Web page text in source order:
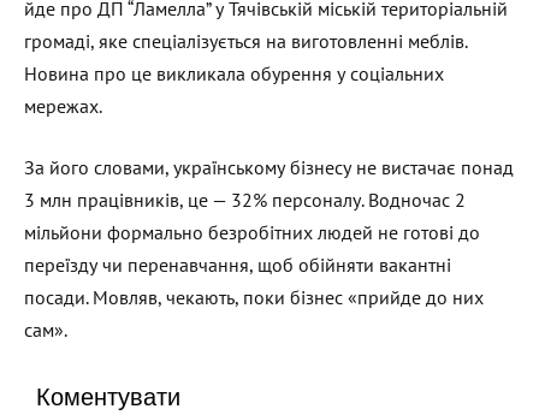
йде про ДП “Ламелла” у Тячівській міській територіальній
громаді, яке спеціалізується на виготовленні меблів.
Новина про це викликала обурення у соціальних
мережах.
За його словами, українському бізнесу не вистачає понад
3 млн працівників, це — 32% персоналу. Водночас 2
мільйони формально безробітних людей не готові до
переїзду чи перенавчання, щоб обійняти вакантні
посади. Мовляв, чекають, поки бізнес «прийде до них
сам».
Коментувати